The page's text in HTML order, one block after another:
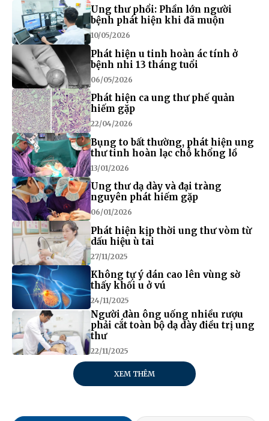
Ung thư phổi: Phần lớn người
bệnh phát hiện khi đã muộn
10/05/2026
Phát hiện u tinh hoàn ác tính ở
bệnh nhi 13 tháng tuổi
06/05/2026
Phát hiện ca ung thư phế quản
hiếm gặp
22/04/2026
Bụng to bất thường, phát hiện ung
thư tinh hoàn lạc chỗ khổng lồ
13/01/2026
Ung thư dạ dày và đại tràng
nguyên phát hiếm gặp
06/01/2026
Phát hiện kịp thời ung thư vòm từ
dấu hiệu ù tai
27/11/2025
Không tự ý dán cao lên vùng sờ
thấy khối u ở vú
24/11/2025
Người đàn ông uống nhiều rượu
phải cắt toàn bộ dạ dày điều trị ung
thư
22/11/2025
XEM THÊM